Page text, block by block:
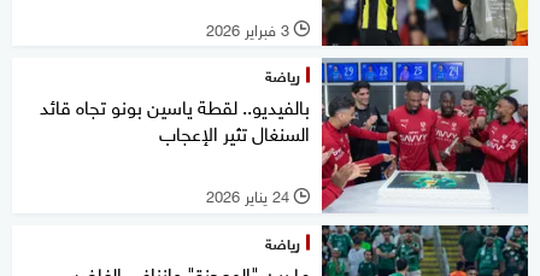
l 3 فبراير 2026
رياضة
بالفيديو.. لقطة ياسين بونو تجاه قائد
السنغال تثير الإعجاب
l 24 يناير 2026
رياضة